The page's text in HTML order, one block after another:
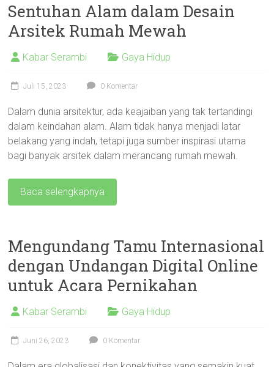
Sentuhan Alam dalam Desain
Arsitek Rumah Mewah
Kabar Serambi Gaya Hidup
Juli 15, 2023 0 Komentar
Dalam dunia arsitektur, ada keajaiban yang tak tertandingi
dalam keindahan alam. Alam tidak hanya menjadi latar
belakang yang indah, tetapi juga sumber inspirasi utama
bagi banyak arsitek dalam merancang rumah mewah.
Baca selengkapnya
Mengundang Tamu Internasional
dengan Undangan Digital Online
untuk Acara Pernikahan
Kabar Serambi Gaya Hidup
Juni 26, 2023 0 Komentar